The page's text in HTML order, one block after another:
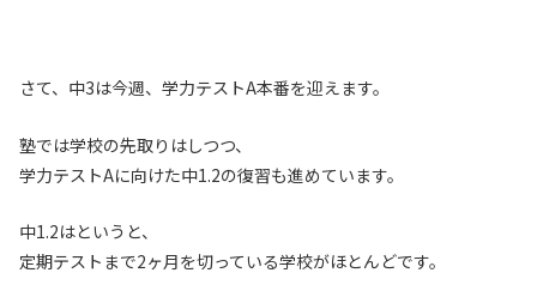
さて、中3は今週、学力テストA本番を迎えます。
塾では学校の先取りはしつつ、
学力テストAに向けた中1.2の復習も進めています。
中1.2はというと、
定期テストまで2ヶ月を切っている学校がほとんどです。